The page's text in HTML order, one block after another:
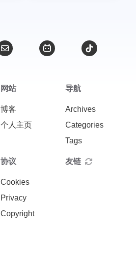
网站
博客
个人主页
导航
Archives
Categories
Tags
协议
Cookies
Privacy
Copyright
友链